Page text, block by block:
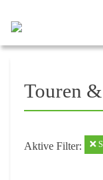
Touren
Aktive Filter: